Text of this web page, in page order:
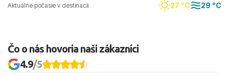
Aktuálne počasie v destinacii 27 °C 29 °C
Čo o nás hovoria naši zákazníci
4.9/5